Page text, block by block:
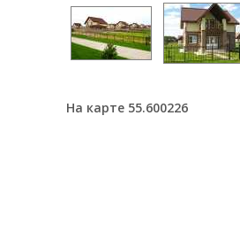
На карте 55.600226